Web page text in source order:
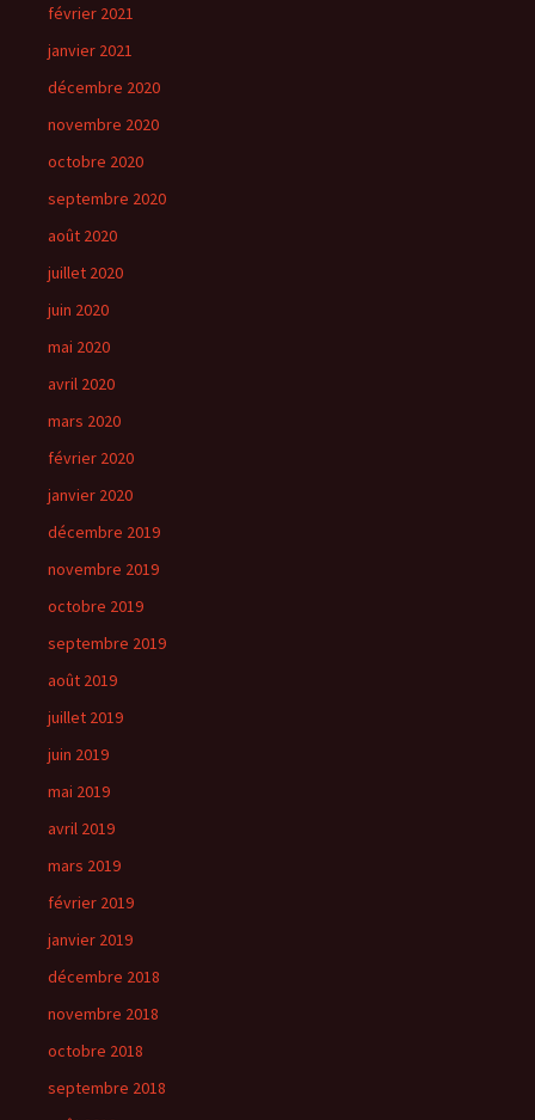
février 2021
janvier 2021
décembre 2020
novembre 2020
octobre 2020
septembre 2020
août 2020
juillet 2020
juin 2020
mai 2020
avril 2020
mars 2020
février 2020
janvier 2020
décembre 2019
novembre 2019
octobre 2019
septembre 2019
août 2019
juillet 2019
juin 2019
mai 2019
avril 2019
mars 2019
février 2019
janvier 2019
décembre 2018
novembre 2018
octobre 2018
septembre 2018